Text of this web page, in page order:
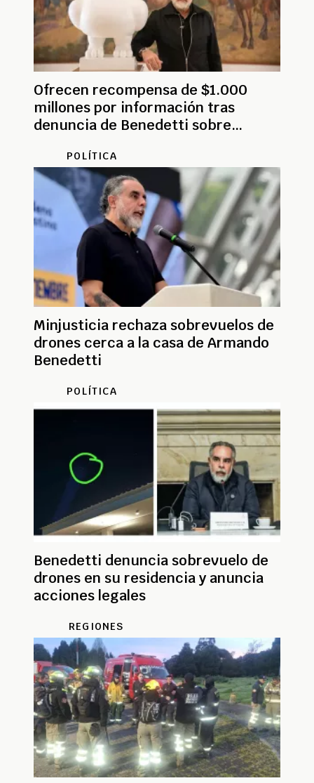
Ofrecen recompensa de $1.000
millones por información tras
denuncia de Benedetti sobre
POLÍTICA
Minjusticia rechaza sobrevuelos de
drones cerca a la casa de Armando
Benedetti
POLÍTICA
Benedetti denuncia sobrevuelo de
drones en su residencia y anuncia
acciones legales
REGIONES